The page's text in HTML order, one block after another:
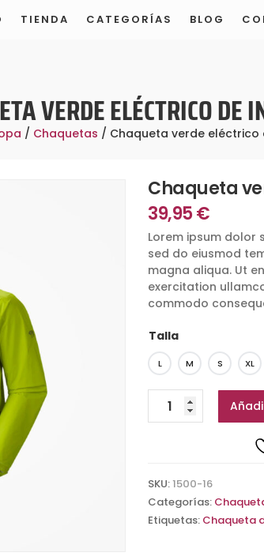
TIENDA CATEGORÍAS BLOG
VERDE ELÉCTRICO DE
/ Chaquetas / Chaqueta verde eléctrico
Chaqueta
39,95€
Lorem ipsum dolor
sed do eiusmod
magna aliqua. Ut
exercitation
commodo
Talla
L M S XL
Chaqueta
verde
cantidad
SKU: 1500-16
Categorías:
Etiquetas: Chaqueta